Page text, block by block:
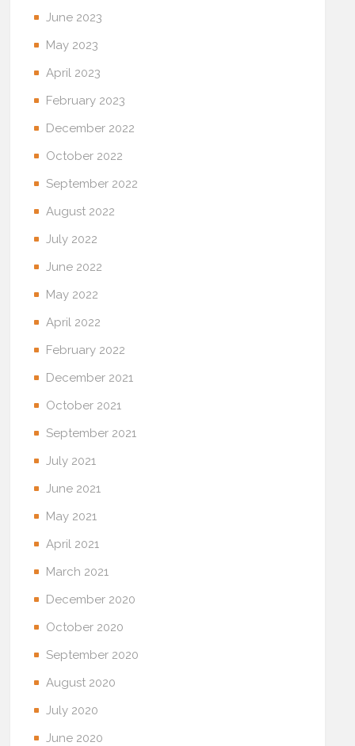
June 2023
May 2023
April 2023
February 2023
December 2022
October 2022
September 2022
August 2022
July 2022
June 2022
May 2022
April 2022
February 2022
December 2021
October 2021
September 2021
July 2021
June 2021
May 2021
April 2021
March 2021
December 2020
October 2020
September 2020
August 2020
July 2020
June 2020